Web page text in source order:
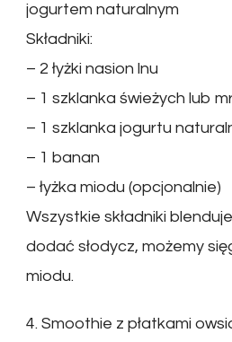
jogurtem naturalnym
Składniki:
– 2 łyżki nasion lnu
– 1 szklanka świeżych lub
– 1 szklanka jogurtu
– 1 banan
– łyżka miodu (opcjonalnie)
Wszystkie składniki
dodać słodycz, możemy
miodu.
4. Smoothie z płatkami